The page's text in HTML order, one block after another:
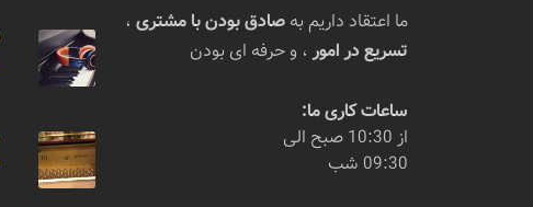
ما اعتقاد داریم به صادق بودن با مشتری ،
تسریع در امور ، و حرفه ای بودن
ساعات کاری ما:
از 10:30 صبح الی
09:30 شب